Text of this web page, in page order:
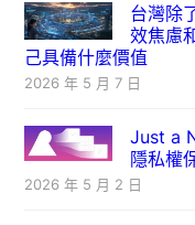
台灣除
效焦慮
己具備什麼價值
2026 年 5 月 7 日
Just a
隱私權
2026 年 5 月 2 日